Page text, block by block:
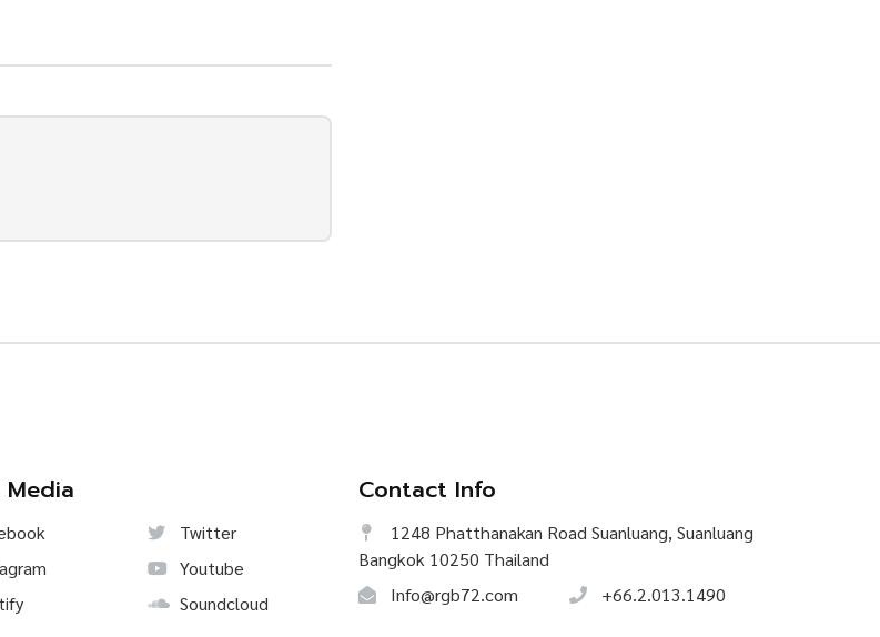
Media
Twitter
Youtube
Soundcloud
Contact Info
1248 Phatthanakan Road Suanluang, Suanluang
Bangkok 10250 Thailand
Info@rgb72.com
+66.2.013.1490